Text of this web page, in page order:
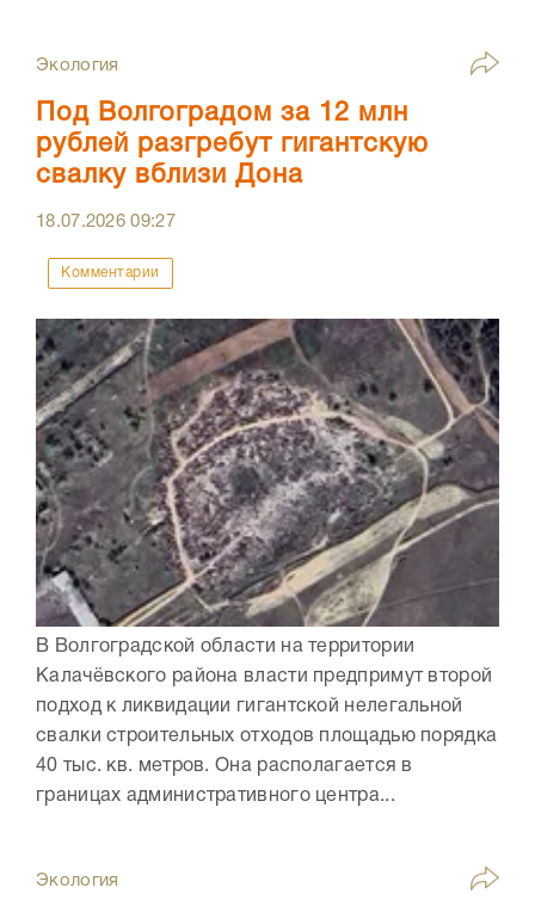
Экология
Под Волгоградом за 12 млн
рублей разгребут гигантскую
свалку вблизи Дона
18.07.202609:27
Комментарии
В Волгоградской области на территории
Калачёвского района власти предпримут второй
подход к ликвидации гигантской нелегальной
свалки строительных отходов площадью порядка
40 тыс. кв. метров. Она располагается в
границах административного центра...
Экология